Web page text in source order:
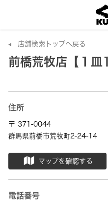
店舗検索トップへ戻る
前橋荒牧店【１皿
住所
〒 371-0044
群馬県前橋市荒牧町2-24-14
マップを確認する
電話番号